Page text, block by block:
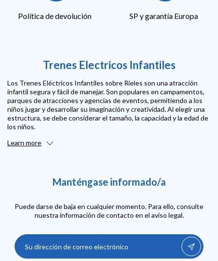
Manténgase informado/a
Puede darse de baja en cualquier momento. Para ello, consulte
nuestra información de contacto en el aviso legal.
Política de devolución SP y garantía Europa
Trenes Electricos Infantiles
Los Trenes Eléctricos Infantiles sobre Rieles son una atracción
infantil segura y fácil de manejar. Son populares en campamentos,
parques de atracciones y agencias de eventos, permitiendo a los
niños jugar y desarrollar su imaginación y creatividad. Al elegir una
estructura, se debe considerar el tamaño, la capacidad y la edad de
los niños.
Learn more